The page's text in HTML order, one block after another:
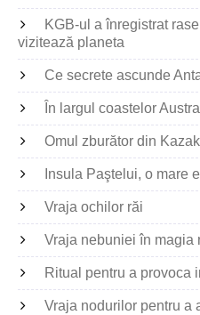
KGB-ul a înregistrat
vizitează planeta
Ce secrete ascunde
În largul coastelor
Omul zburător din
Insula Paştelui, o mare
Vraja ochilor răi
Vraja nebuniei în magia
Ritual pentru a provoca
Vraja nodurilor pentru a